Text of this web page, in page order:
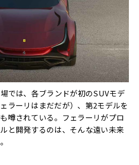
では、各ブランドが初のSUVモデ
ラーリはまだだが）、第2モデルを
噂されている。フェラーリがプロ
と開発するのは、そんな遠い未来